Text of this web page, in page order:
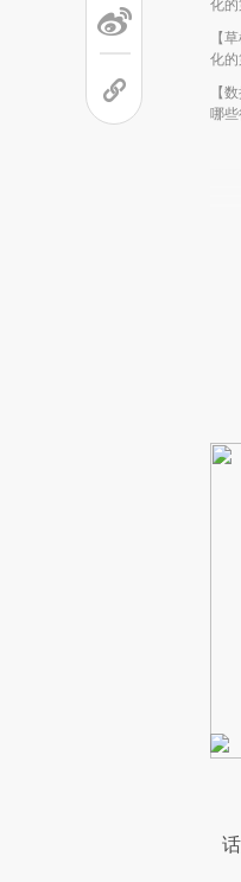
化的
【
化的
【
哪